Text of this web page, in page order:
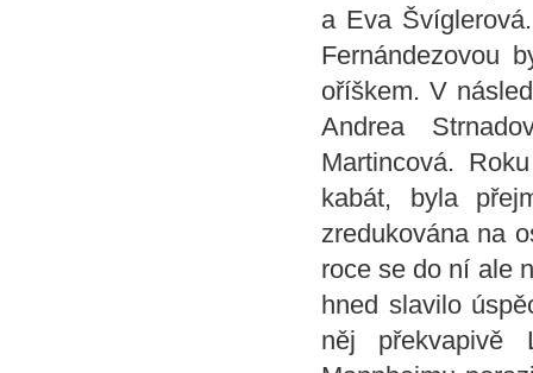
a Eva
Fernándezovou
oříškem. V
Andrea
Martincová.
kabát, byla
zredukována na
roce se do ní ale
hned slavilo
něj překvapivě